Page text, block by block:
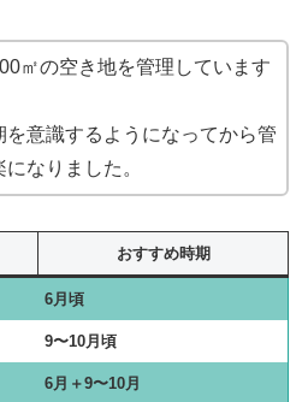
㎡の空き地を管理しています
を意識するようになってから管
なりました。
おすすめ時期
6月頃
9〜10月頃
6月＋9〜10月